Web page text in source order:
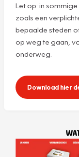
Let op: in
zoals een
bepaalde steden
op weg te gaan,
onderweg.
Download hier